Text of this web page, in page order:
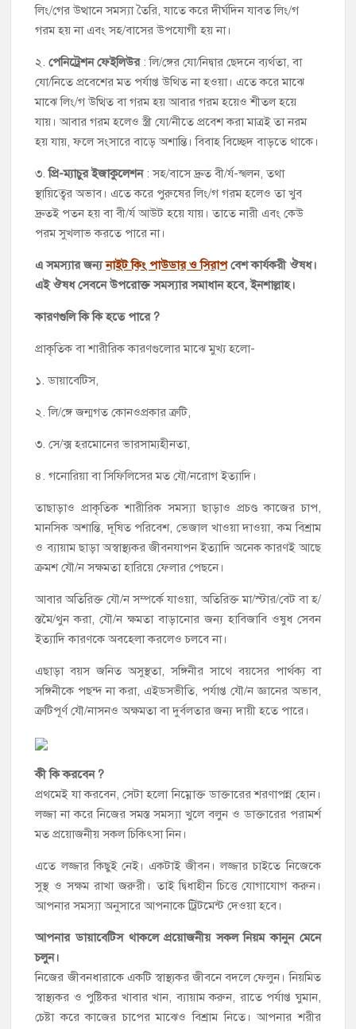
লিং/গের উত্থানে সমস্যা তৈরি, যাতে করে দীর্ঘদিন যাবত লিং/গ
গরম হয় না এবং সহ/বাসের উপযোগী হয় না।
২.পেনিট্রেশন ফেইলিউর: লি/ঙ্গের যো/নিদ্বার ছেদনে ব্যর্থতা, বা
যো/নিতে প্রবেশের মত পর্যাপ্ত উথিত না হওয়া। এতে করে মাঝে
মাঝে লিং/গ উত্থিত বা গরম হয় আবার গরম হয়েও শীতল হয়ে
যায়। আবার গরম হলেও স্ত্রী যো/নীতে প্রবেশ করা মাত্রই তা নরম
হয় যায়, ফলে সংসারে বাড়ে অশান্তি। বিবাহ বিচ্ছেদ বাড়তে থাকে।
৩.প্রি-ম্যাচুর ইজাকুলেশন: সহ/বাসে দ্রুত বী/র্য-স্খলন, তথা
স্থায়িত্বের অভাব। এতে করে পুরুষের লিং/গ গরম হলেও তা খুব
দ্রুতই পতন হয় বা বী/র্য আউট হয়ে যায়। তাতে নারী এবং কেউ
পরম সুখলাভ করতে পারে না।
এ সমস্যার জন্যনাইট কিং পাউডার ও সিরাপবেশ কার্যকরী ঔষধ।
এই ঔষধ সেবনে উপরোক্ত সমস্যার সমাধান হবে, ইনশাল্লাহ।
কারণগুলি কি কি হতে পারে ?
প্রাকৃতিক বা শারীরিক কারণগুলোর মাঝে মুখ্য হলো-
১. ডায়াবেটিস,
২. লি/ঙ্গে জন্মগত কোনওপ্রকার ত্রুটি,
৩. সে/ক্স হরমোনের ভারসাম্যহীনতা,
৪. গনোরিয়া বা সিফিলিসের মত যৌ/নরোগ ইত্যাদি।
তাছাড়াও প্রাকৃতিক শারীরিক সমস্যা ছাড়াও প্রচণ্ড কাজের চাপ,
মানসিক অশান্তি, দূষিত পরিবেশ, ভেজাল খাওয়া দাওয়া, কম বিশ্রাম
ও ব্যায়াম ছাড়া অস্বাস্থ্যকর জীবনযাপন ইত্যাদি অনেক কারণই আছে
ক্রমশ যৌ/ন সক্ষমতা হারিয়ে ফেলার পেছনে।
আবার অতিরিক্ত যৌ/ন সম্পর্কে যাওয়া, অতিরিক্ত মা/স্টার/বেট বা হ/
স্তমৈ/থুন করা, যৌ/ন ক্ষমতা বাড়ানোর জন্য হাবিজাবি ওষুধ সেবন
ইত্যাদি কারণকে অবহেলা করলেও চলবে না।
এছাড়া বয়স জনিত অসুস্থতা, সঙ্গিনীর সাথে বয়সের পার্থক্য বা
সঙ্গিনীকে পছন্দ না করা, এইডসভীতি, পর্যাপ্ত যৌ/ন জ্ঞানের অভাব,
ত্রুটিপূর্ণ যৌ/নাসনও অক্ষমতা বা দুর্বলতার জন্য দায়ী হতে পারে।
কী কি করবেন ?
প্রথমেই যা করবেন, সেটা হলো নিম্নোক্ত ডাক্তারের শরণাপন্ন হোন।
লজ্জা না করে নিজের সমস্ত সমস্যা খুলে বলুন ও ডাক্তারের পরামর্শ
মত প্রয়োজনীয় সকল চিকিৎসা নিন।
এতে লজ্জার কিছুই নেই। একটাই জীবন। লজ্জার চাইতে নিজেকে
সুস্থ ও সক্ষম রাখা জরুরী। তাই দ্বিধাহীন চিত্তে যোগাযোগ করুন।
আপনার সমস্যা অনুসারে আপনাকে ট্রিটমেন্ট দেওয়া হবে।
আপনার ডায়াবেটিস থাকলে প্রয়োজনীয় সকল নিয়ম কানুন মেনে
চলুন।
নিজের জীবনধারাকে একটি স্বাস্থ্যকর জীবনে বদলে ফেলুন। নিয়মিত
স্বাস্থ্যকর ও পুষ্টিকর খাবার খান, ব্যায়াম করুন, রাতে পর্যাপ্ত ঘুমান,
চেষ্টা করে কাজের চাপের মাঝেও বিশ্রাম নিতে। আপনার শরীর